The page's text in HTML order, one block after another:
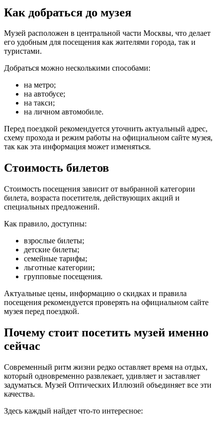
Как добраться до музея
Музей расположен в центральной части Москвы, что делает
его удобным для посещения как жителями города, так и
туристами.
Добраться можно несколькими способами:
на метро;
на автобусе;
на такси;
на личном автомобиле.
Перед поездкой рекомендуется уточнить актуальный адрес,
схему прохода и режим работы на официальном сайте музея,
так как эта информация может изменяться.
Стоимость билетов
Стоимость посещения зависит от выбранной категории
билета, возраста посетителя, действующих акций и
специальных предложений.
Как правило, доступны:
взрослые билеты;
детские билеты;
семейные тарифы;
льготные категории;
групповые посещения.
Актуальные цены, информацию о скидках и правила
посещения рекомендуется проверять на официальном сайте
музея перед поездкой.
Почему стоит посетить музей именно
сейчас
Современный ритм жизни редко оставляет время на отдых,
который одновременно развлекает, удивляет и заставляет
задуматься. Музей Оптических Иллюзий объединяет все эти
качества.
Здесь каждый найдет что-то интересное: